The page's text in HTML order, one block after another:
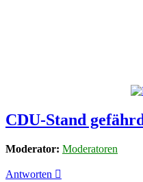
CDU-Stand
Moderator: Moderatoren
Antworten